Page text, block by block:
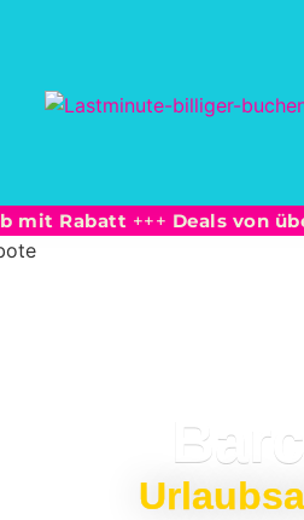
mit Rabatt +++ Deals von